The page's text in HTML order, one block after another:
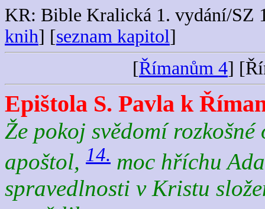
KR: Bible Kralická 1. vydání/SZ
knih] [seznam kapitol]
[Římanům 4]
Epištola S. Pavla k
Že pokoj svědomí
apoštol, 14. moc hříchu
spravedlnosti v Kristu